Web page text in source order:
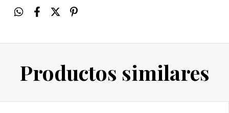
Productos similares